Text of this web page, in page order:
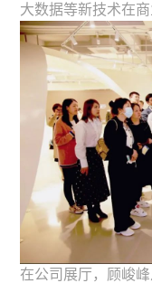
大数据等新技术在
在公司展厅，顾峻